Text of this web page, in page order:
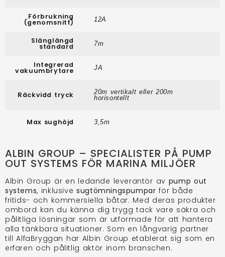
Förbrukning
(genomsnitt) 12A
Slänglängd
standard 7m
Integrerad
vakuumbrytare JA
Räckvidd tryck
20m vertikalt eller 200m
horisontellt
Max sughöjd 3,5m
ALBIN GROUP – SPECIALISTER PÅ PUMP
OUT SYSTEMS FÖR MARINA MILJÖER
Albin Group är en ledande leverantör av pump out
systems, inklusivesugtömningspumpar för både
fritids- och kommersiella båtar. Med deras produkter
ombord kan du känna dig trygg tack vare säkra och
pålitliga lösningar som är utformade för att hantera
alla tänkbara situationer. Som en långvarig partner
till AlfaBryggan har Albin Group etablerat sig som en
erfaren och pålitlig aktör inom branschen.